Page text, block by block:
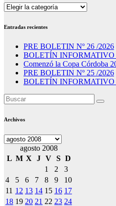
Secciones
Entradas recientes
PRE BOLETIN Nº 26 /2026
BOLETÍN INFORMATIVO
Comenzó la Copa Córdoba
PRE BOLETIN Nº 25 /2026
BOLETÍN INFORMATIVO
Archivos
Archivos
agosto 2008
L M X J V S D
1
2
3
4
5 6 7 8 9
10
11 12 13 14 15 16 17
18 19 20 21 22 23 24